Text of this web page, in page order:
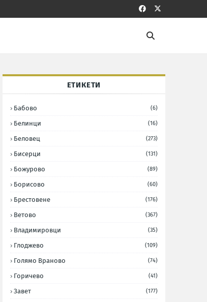
ЕТИКЕТИ
Бабово (6)
Белинци (16)
Беловец (273)
Бисерци (131)
Божурово (89)
Борисово (60)
Брестовене (176)
Ветово (367)
Владимировци (35)
Глоджево (109)
Голямо Враново (74)
Горичево (41)
Завет (177)